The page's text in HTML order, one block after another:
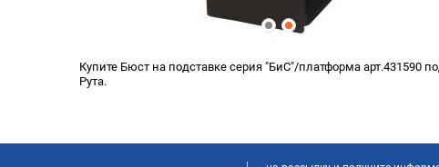
Купите Бюст на подставке серия "БиС"/платформа арт.431590
Рута.